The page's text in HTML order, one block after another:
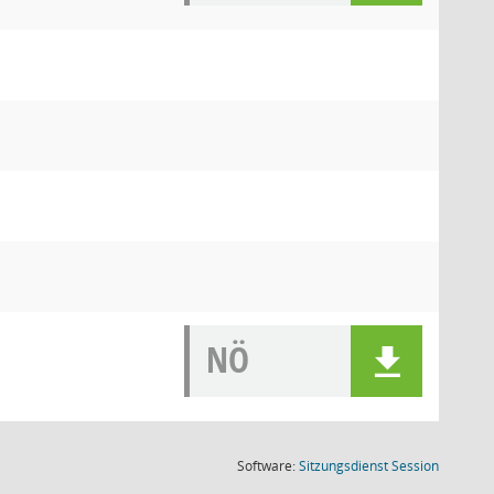
NÖ
Software:SitzungsdienstSession(Wird in